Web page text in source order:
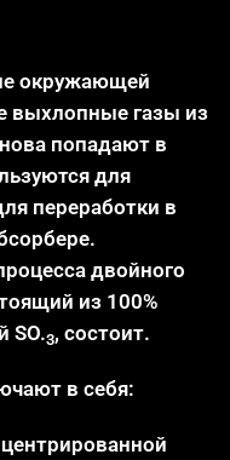
окружающей
выхлопные газы из
попадают в
для
переработки в
двойного
из 100%
SO.3, состоит.
в себя: